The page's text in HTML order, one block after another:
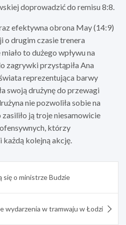
doprowadzić do remisu 8:8.
efektywna obrona May (14:9)
o drugim czasie trenera
to dużego wpływu na
zagrywki przystąpiła Ana
reprezentująca barwy
swoją drużynę do przewagi
nie pozwoliła sobie na
ją troje niesamowicie
którzy
kolejną akcję.
się o ministrze Budzie
wydarzenia w tramwaju w Łodzi